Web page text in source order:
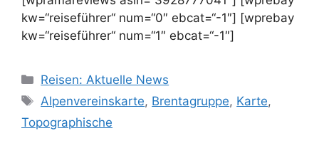
kw=“reiseführer“ num=“0″ ebcat=“-1″] [wprebay
kw=“reiseführer“ num=“1″ ebcat=“-1″]
Kategorien
Reisen: Aktuelle News
Schlagwörter
Alpenvereinskarte, Brentagruppe, Karte,
Topographische